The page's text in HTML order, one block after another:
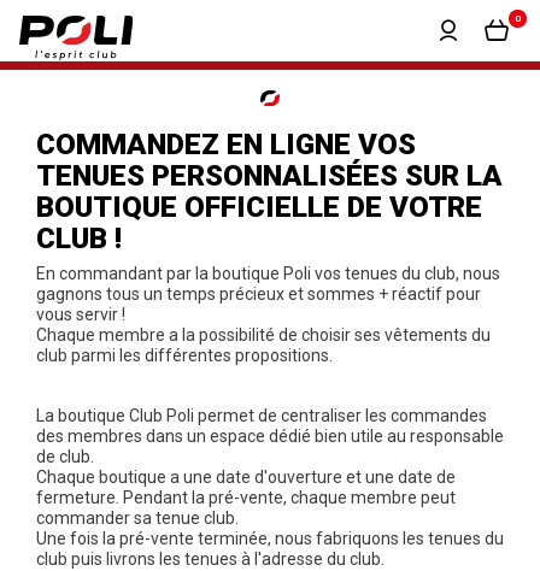
0
COMMANDEZ EN LIGNE VOS
TENUES PERSONNALISÉES SUR LA
BOUTIQUE OFFICIELLE DE VOTRE
CLUB !
En commandant par la boutique Poli vos tenues du club, nous
gagnons tous un temps précieux et sommes + réactif pour
vous servir !
Chaque membre a la possibilité de choisir ses vêtements du
club parmi les différentes propositions.
La boutique Club Poli permet de centraliser les commandes
des membres dans un espace dédié bien utile au responsable
de club.
Chaque boutique a une date d'ouverture et une date de
fermeture. Pendant la pré-vente, chaque membre peut
commander sa tenue club.
Une fois la pré-vente terminée, nous fabriquons les tenues du
club puis livrons les tenues à l'adresse du club.